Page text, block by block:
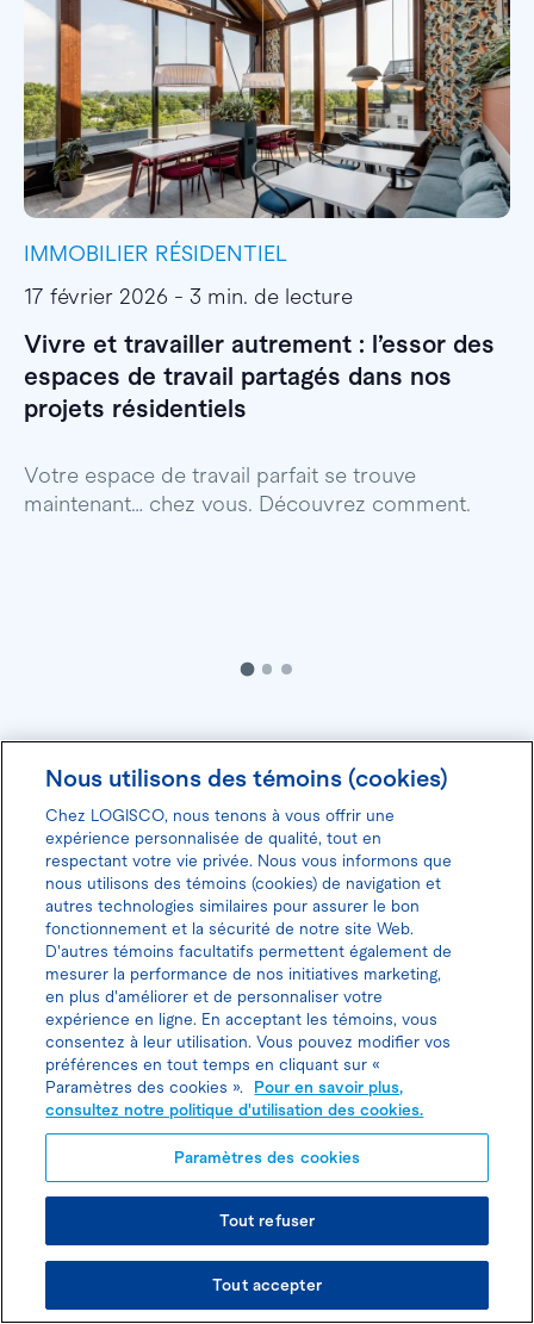
IMMOBILIER RÉSIDENTIEL
17 février 2026 - 3 min. de lecture
Vivre et travailler autrement : l’essor des
espaces de travail partagés dans nos
projets résidentiels
Votre espace de travail parfait se trouve
maintenant… chez vous. Découvrez comment.
Futurs projets immobiliers
Téléphone sans frais
+ 1-833-564-4726
Heures d’ouverture
Support
Nous utilisons des témoins (cookies)
Chez LOGISCO, nous tenons à vous offrir une
expérience personnalisée de qualité, tout en
respectant votre vie privée. Nous vous informons que
nous utilisons des témoins (cookies) de navigation et
autres technologies similaires pour assurer le bon
fonctionnement et la sécurité de notre site Web.
D'autres témoins facultatifs permettent également de
mesurer la performance de nos initiatives marketing,
en plus d'améliorer et de personnaliser votre
expérience en ligne. En acceptant les témoins, vous
consentez à leur utilisation. Vous pouvez modifier vos
préférences en tout temps en cliquant sur «
Paramètres des cookies ».
Pour en savoir plus,
consultez notre politique d'utilisation des cookies.
Paramètres des cookies
Tout refuser
Tout accepter